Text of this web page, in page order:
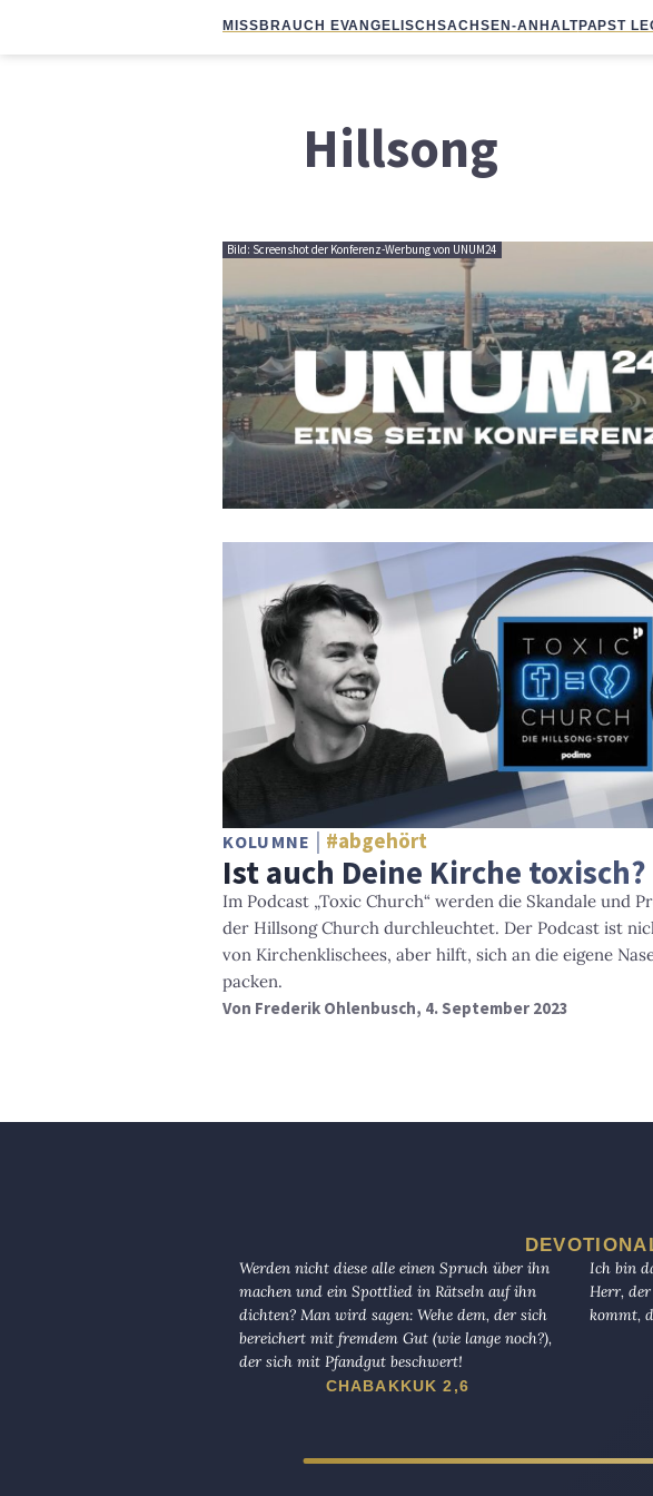
MISSBRAUCH EVANGELISCHSACHSEN-ANHALTPAPST
Hillsong
Bild: Screenshot der Konferenz-Werbung von UNUM24
KOLUMNE #abgehört
Ist auch Deine Kirche toxisch?
Im Podcast „Toxic Church“ werden die Skandale und
der Hillsong Church durchleuchtet. Der Podcast ist
von Kirchenklischees, aber hilft, sich an die eigene
packen.
Von Frederik Ohlenbusch, 4. September 2023
Werden nicht diese alle einen Spruch über ihn
machen und ein Spottlied in Rätseln auf ihn
dichten? Man wird sagen: Wehe dem, der sich
bereichert mit fremdem Gut (wie lange noch?),
der sich mit Pfandgut beschwert!
CHABAKKUK 2,6
Ich bin
Herr,
kommt,